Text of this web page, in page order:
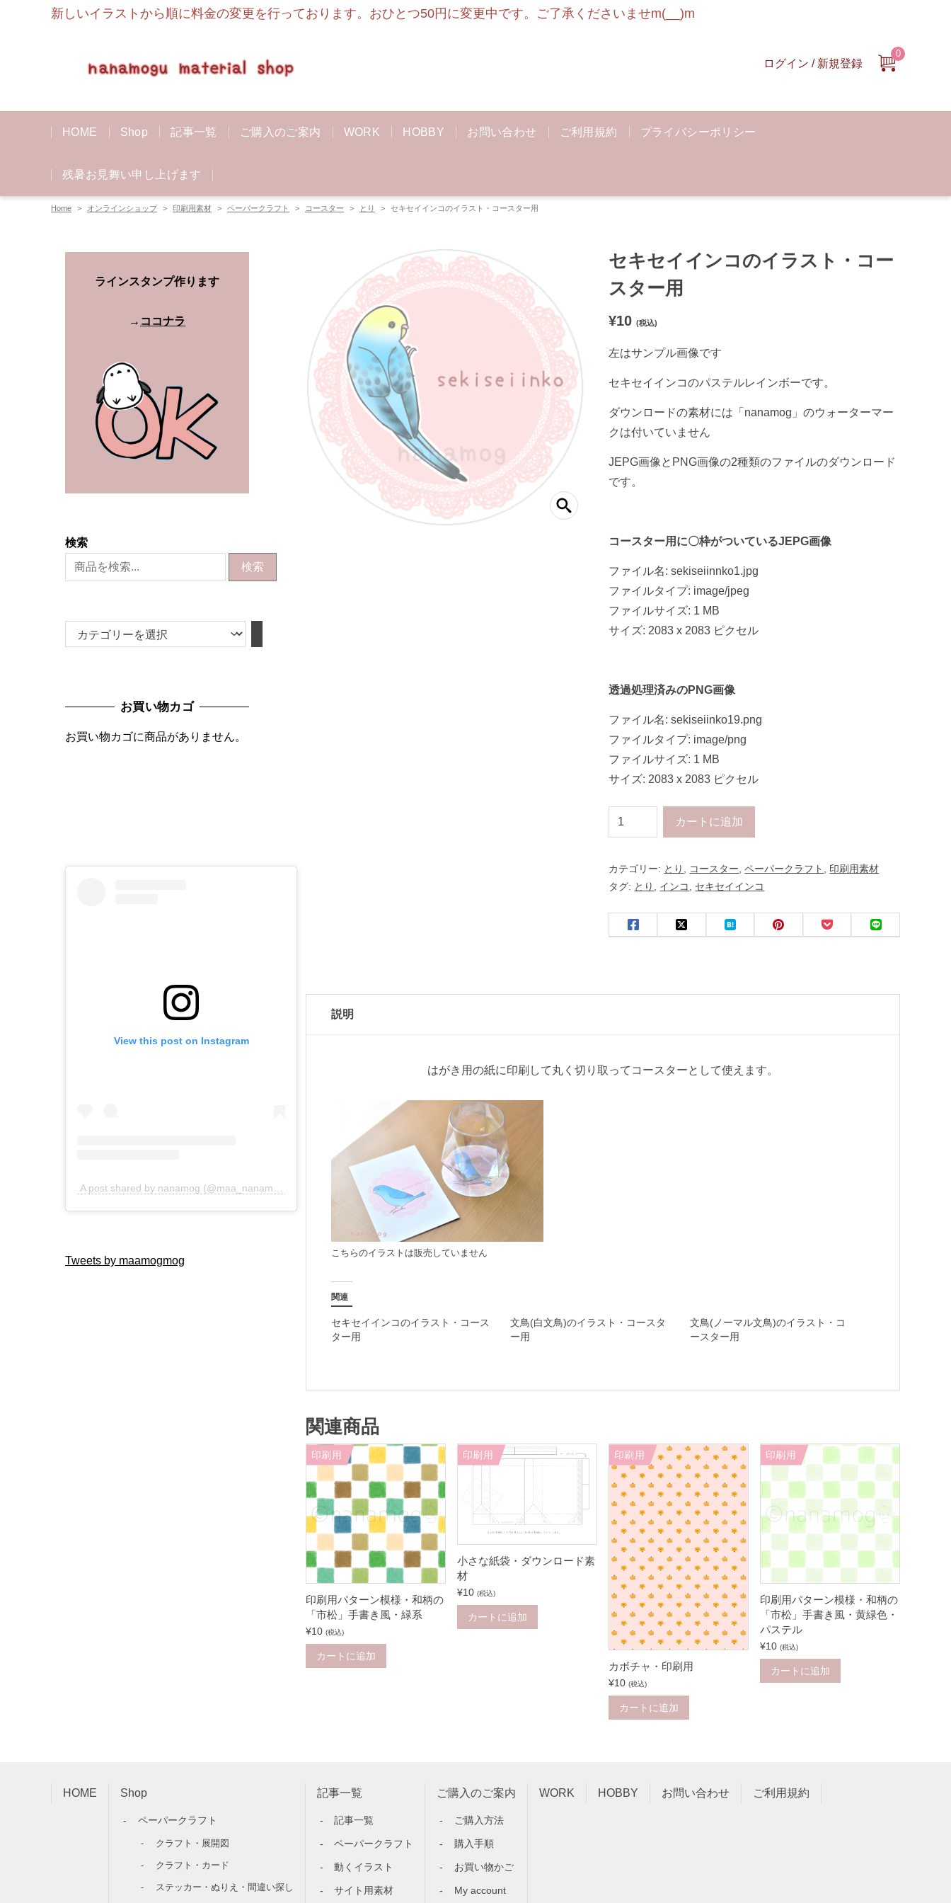
新しいイラストから順に料金の変更を行っております。おひとつ50円に変更中です。ご了承くださいませm(__)m
ログイン / 新規登録
0
HOME Shop 記事一覧 ご購入のご案内 WORK HOBBY お問い合わせ ご利用規約 プライバシーポリシー
残暑お見舞い申し上げます
Home オンラインショップ 印刷用素材 ペーパークラフト コースター とり セキセイインコのイラスト・コースター用
セキセイインコのイラスト・コー
スター用
¥10 (税込)
左はサンプル画像です
セキセイインコのパステルレインボーです。
ダウンロードの素材には「nanamog」のウォーターマー
クは付いていません
JEPG画像とPNG画像の2種類のファイルのダウンロード
です。
コースター用に〇枠がついているJEPG画像
ファイル名: sekiseiinnko1.jpg
ファイルタイプ: image/jpeg
ファイルサイズ: 1 MB
サイズ: 2083 x 2083 ピクセル
透過処理済みのPNG画像
ファイル名: sekiseiinko19.png
ファイルタイプ: image/png
ファイルサイズ: 1 MB
サイズ: 2083 x 2083 ピクセル
セ
キ
イ
イ
ン
コ
ラ
ト
コ
カートに追加
カテゴリー: とり , コースター,ペーパークラフト , 印刷用素材
タグ: とり , インコ, セキセイインコ
説明
はがき用の紙に印刷して丸く切り取ってコースターとして使えます。
こちらのイラストは販売していません
関連
セキセイインコのイラスト・コース
ター用
文鳥(白文鳥)のイラスト・コースタ
ー用
文鳥(ノーマル文鳥)のイラスト・コ
ースター用
関連商品
印刷用
印刷用パターン模様・和柄の
「市松」手書き風・緑系
¥10 (税込)
カートに追加
印刷用
小さな紙袋・ダウンロード素
材
¥10 (税込)
カートに追加
印刷用
カボチャ・印刷用
¥10 (税込)
カートに追加
印刷用
印刷用パターン模様・和柄の
「市松」手書き風・黄緑色・
パステル
¥10 (税込)
カートに追加
ラインスタンプ作ります
→ ココナラ
検索
検索
テ
ー
お買い物カゴ
お買い物カゴに商品がありません。
View this post on Instagram
A post shared by nanamog (@maa_nanamog)
Tweets by maamogmog
HOME Shop
ペーパークラフト
クラフト・展開図
クラフト・カード
ステッカー・ぬりえ・間違い探し
記事一覧
記事一覧
ペーパークラフト
動くイラスト
サイト用素材
ご購入のご案内
ご購入方法
購入手順
お買い物かご
My account
WORK HOBBY お問い合わせ ご利用規約